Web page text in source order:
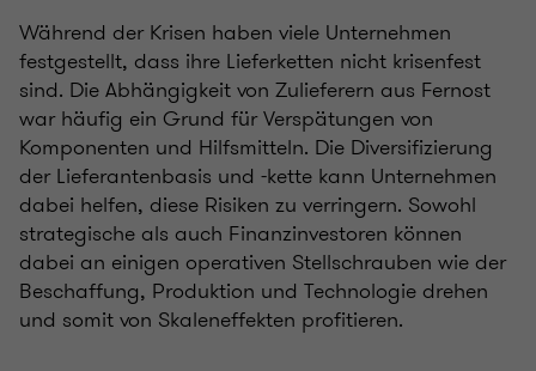
Während der Krisen haben viele Unternehmen
festgestellt, dass ihre Lieferketten nicht krisenfest
sind. Die Abhängigkeit von Zulieferern aus Fernost
war häufig ein Grund für Verspätungen von
Komponenten und Hilfsmitteln. Die Diversifizierung
der Lieferantenbasis und -kette kann Unternehmen
dabei helfen, diese Risiken zu verringern. Sowohl
strategische als auch Finanzinvestoren können
dabei an einigen operativen Stellschrauben wie der
Beschaffung, Produktion und Technologie drehen
und somit von Skaleneffekten profitieren.